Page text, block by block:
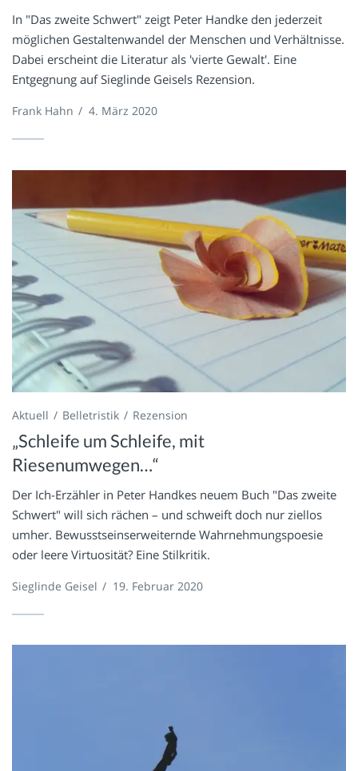
In "Das zweite Schwert" zeigt Peter Handke den jederzeit
möglichen Gestaltenwandel der Menschen und Verhältnisse.
Dabei erscheint die Literatur als 'vierte Gewalt'. Eine
Entgegnung auf Sieglinde Geisels Rezension.
Frank Hahn / 4. März 2020
Aktuell Belletristik Rezension
„Schleife um Schleife, mit
Riesenumwegen…“
Der Ich-Erzähler in Peter Handkes neuem Buch "Das zweite
Schwert" will sich rächen – und schweift doch nur ziellos
umher. Bewusstseinserweiternde Wahrnehmungspoesie
oder leere Virtuosität? Eine Stilkritik.
Sieglinde Geisel / 19. Februar 2020